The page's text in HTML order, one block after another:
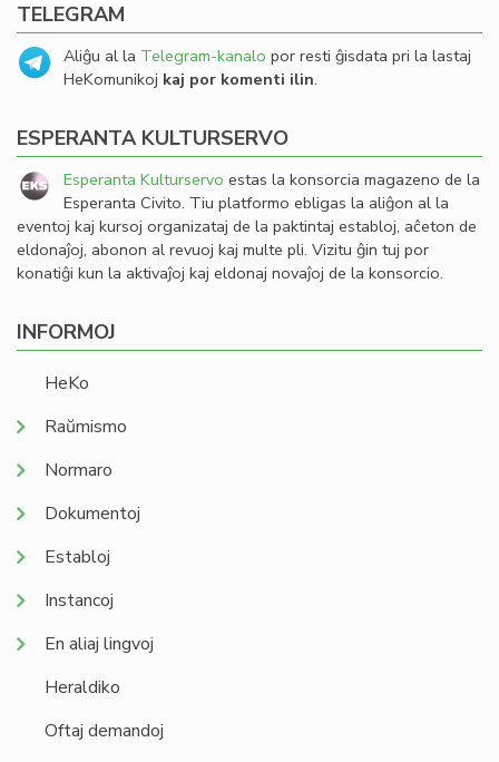
TELEGRAM
Aliĝu al la Telegram-kanalo por resti ĝisdata pri la lastaj
HeKomunikoj kaj por komenti ilin.
ESPERANTA KULTURSERVO
Esperanta Kulturservo estas la konsorcia magazeno de la
Esperanta Civito. Tiu platformo ebligas la aliĝon al la
eventoj kaj kursoj organizataj de la paktintaj establoj, aĉeton de
eldonaĵoj, abonon al revuoj kaj multe pli. Vizitu ĝin tuj por
konatiĝi kun la aktivaĵoj kaj eldonaj novaĵoj de la konsorcio.
INFORMOJ
HeKo
Raŭmismo
Normaro
Dokumentoj
Establoj
Instancoj
En aliaj lingvoj
Heraldiko
Oftaj demandoj